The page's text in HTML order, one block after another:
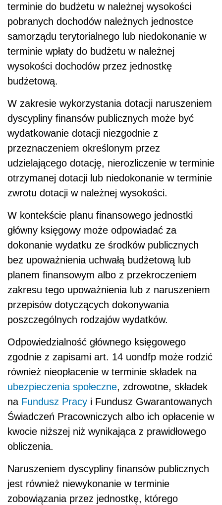
terminie do budżetu w należnej wysokości
pobranych dochodów należnych jednostce
samorządu terytorialnego lub niedokonanie w
terminie wpłaty do budżetu w należnej
wysokości dochodów przez jednostkę
budżetową.
W zakresie wykorzystania dotacji naruszeniem
dyscypliny finansów publicznych może być
wydatkowanie dotacji niezgodnie z
przeznaczeniem określonym przez
udzielającego dotację, nierozliczenie w terminie
otrzymanej dotacji lub niedokonanie w terminie
zwrotu dotacji w należnej wysokości.
W kontekście planu finansowego jednostki
główny księgowy może odpowiadać za
dokonanie wydatku ze środków publicznych
bez upoważnienia uchwałą budżetową lub
planem finansowym albo z przekroczeniem
zakresu tego upoważnienia lub z naruszeniem
przepisów dotyczących dokonywania
poszczególnych rodzajów wydatków.
Odpowiedzialność głównego księgowego
zgodnie z zapisami art. 14 uondfp może rodzić
również nieopłacenie w terminie składek na
ubezpieczenia społeczne, zdrowotne, składek
na Fundusz Pracy i Fundusz Gwarantowanych
Świadczeń Pracowniczych albo ich opłacenie w
kwocie niższej niż wynikająca z prawidłowego
obliczenia.
Naruszeniem dyscypliny finansów publicznych
jest również niewykonanie w terminie
zobowiązania przez jednostkę, którego